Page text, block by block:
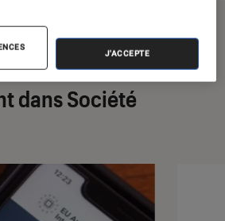
dans Société
J'ACCEPTE